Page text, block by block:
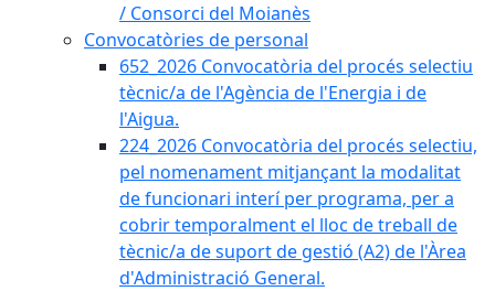
/ Consorci del Moianès
Convocatòries de personal
652_2026 Convocatòria del procés selectiu
tècnic/a de l'Agència de l'Energia i de
l'Aigua.
224_2026 Convocatòria del procés selectiu,
pel nomenament mitjançant la modalitat
de funcionari interí per programa, per a
cobrir temporalment el lloc de treball de
tècnic/a de suport de gestió (A2) de l'Àrea
d'Administració General.